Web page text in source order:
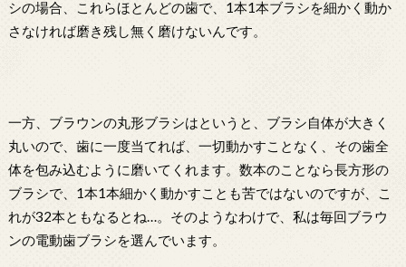
シの場合、これらほとんどの歯で、1本1本ブラシを細かく動か
さなければ磨き残し無く磨けないんです。
一方、ブラウンの丸形ブラシはというと、ブラシ自体が大きく
丸いので、歯に一度当てれば、一切動かすことなく、その歯全
体を包み込むように磨いてくれます。数本のことなら長方形の
ブラシで、1本1本細かく動かすことも苦ではないのですが、こ
れが32本ともなるとね…。そのようなわけで、私は毎回ブラウ
ンの電動歯ブラシを選んでいます。